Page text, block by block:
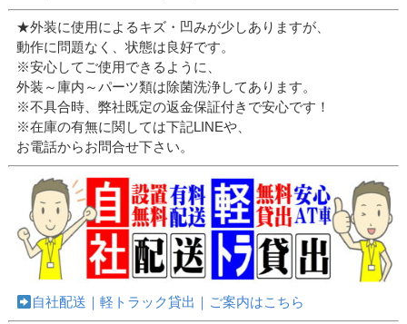
★外装に使用によるキズ・凹みが少しありますが、
動作に問題なく、状態は良好です。
※安心してご使用できるように、
外装～庫内～パーツ類は除菌洗浄してあります。
※不具合時、弊社既定の返金保証付きで安心です！
※在庫の有無に関しては下記LINEや、
お電話からお問合せ下さい。
自社配送｜軽トラック貸出｜ご案内はこちら